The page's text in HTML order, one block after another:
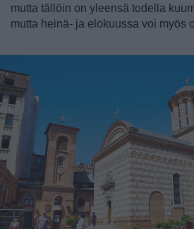
mutta tällöin on yleensä todella
mutta heinä- ja elokuussa voi myös